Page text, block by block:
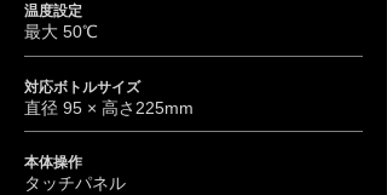
温度設定
最大 50℃
対応ボトルサイズ
直径 95 × 高さ225mm
本体操作
タッチパネル